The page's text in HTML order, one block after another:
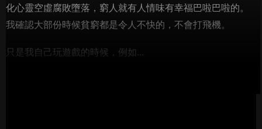
化心靈空虛腐敗墮落，窮人就有人情味有幸福巴啦巴啦的。
我確認大部份時候貧窮都是令人不快的，不會打飛機。
只是我自己玩遊戲的時候，例如...